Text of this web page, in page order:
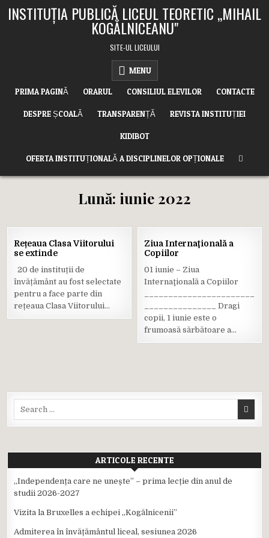
INSTITUȚIA PUBLICĂ LICEUL TEORETIC ,,MIHAIL
KOGĂLNICEANU"
SITE-UL LICEULUI
MENU
PRIMA PAGINĂ ORARUL CONSILIUL ELEVILOR CONTACTE
DESPRE ȘCOALĂ TRANSPARENȚĂ REVISTA INSTITUȚIEI
KIDIBOT
OFERTA INSTITUȚIONALĂ A DISCIPLINELOR OPȚIONALE
Lună: iunie 2022
25
Posted
in
Rețeaua Clasa Viitorului
se extinde
20 de instituții de
învățământ au fost selectate
pentru a face parte din
rețeaua Clasa Viitorului…
Posted
in
Ziua Internaţională a
Copiilor
01 iunie – Ziua
Internaţională a Copiilor
_______________ Dragi
copii, 1 iunie este o
frumoasă sărbătoare a…
ARTICOLE RECENTE
,,Independența care ne unește” – prima lecție din anul de
studii 2026-2027
Vizita la Bruxelles a echipei ,,Kogălnicenii”
Admiterea în învățământul liceal, sesiunea 2026